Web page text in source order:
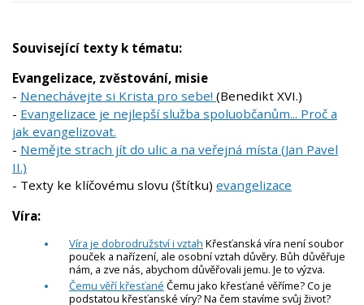
Související texty k tématu:
Evangelizace, zvěstování, misie
- Nenechávejte si Krista pro sebe! (Benedikt XVI.)
- Evangelizace je nejlepší služba spoluobčanům... Proč a
jak evangelizovat.
- Nemějte strach jít do ulic a na veřejná místa (Jan Pavel
II.)
- Texty ke klíčovému slovu (štítku) evangelizace
Víra:
Víra je dobrodružství i vztah Křesťanská víra není soubor
pouček a nařízení, ale osobní vztah důvěry. Bůh důvěřuje
nám, a zve nás, abychom důvěřovali jemu. Je to výzva.
Čemu věří křesťané Čemu jako křesťané věříme? Co je
podstatou křesťanské víry? Na čem stavíme svůj život?